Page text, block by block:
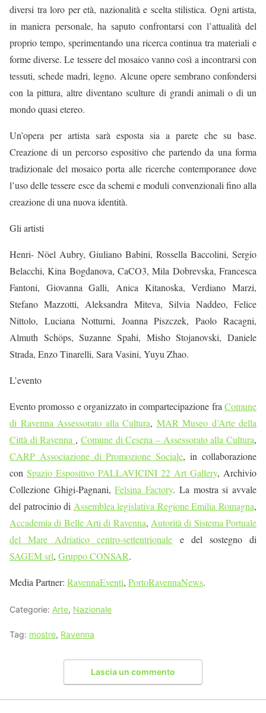
diversi tra loro per età, nazionalità e scelta stilistica. Ogni artista,
in maniera personale, ha saputo confrontarsi con l’attualità del
proprio tempo, sperimentando una ricerca continua tra materiali e
forme diverse. Le tessere del mosaico vanno così a incontrarsi con
tessuti, schede madri, legno. Alcune opere sembrano confondersi
con la pittura, altre diventano sculture di grandi animali o di un
mondo quasi etereo.
Un’opera per artista sarà esposta sia a parete che su base.
Creazione di un percorso espositivo che partendo da una forma
tradizionale del mosaico porta alle ricerche contemporanee dove
l’uso delle tessere esce da schemi e moduli convenzionali fino alla
creazione di una nuova identità.
Gli artisti
Henri- Nöel Aubry, Giuliano Babini, Rossella Baccolini, Sergio
Belacchi, Kina Bogdanova, CaCO3, Mila Dobrevska, Francesca
Fantoni, Giovanna Galli, Anica Kitanoska, Verdiano Marzi,
Stefano Mazzotti, Aleksandra Miteva, Silvia Naddeo, Felice
Nittolo, Luciana Notturni, Joanna Piszczek, Paolo Racagni,
Almuth Schöps, Suzanne Spahi, Misho Stojanovski, Daniele
Strada, Enzo Tinarelli, Sara Vasini, Yuyu Zhao.
L’evento
Evento promosso e organizzato in compartecipazione fra Comune
di Ravenna Assessorato alla Cultura, MAR Museo d’Arte della
Città di Ravenna , Comune di Cesena – Assessorato alla Cultura,
CARP Associazione di Promozione Sociale, in collaborazione
con Spazio Espositivo PALLAVICINI 22 Art Gallery, Archivio
Collezione Ghigi-Pagnani,Felsina Factory. Lamostra si avvale
del patrocinio di Assemblea legislativa Regione Emilia Romagna,
Accademia di Belle Arti di Ravenna,Autorità di Sistema Portuale
del Mare Adriatico centro-settentrionale
e del sostegno di
SAGEM srl, Gruppo CONSAR.
Media Partner: RavennaEventi, PortoRavennaNews.
Categorie: Arte, Nazionale
Tag: mostre, Ravenna
Lascia un commento